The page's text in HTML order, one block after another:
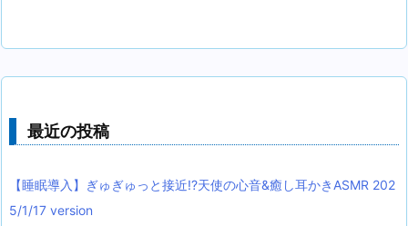
最近の投稿
【睡眠導入】ぎゅぎゅっと接近!?天使の心音&癒し耳かきASMR 202
5/1/17 version